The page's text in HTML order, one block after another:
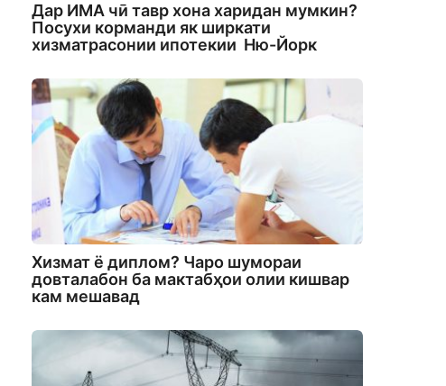
Дар ИМА чӣ тавр хона харидан мумкин?
Посухи корманди як ширкати
хизматрасонии ипотекии Ню-Йорк
Хизмат ё диплом? Чаро шумораи
довталабон ба мактабҳои олии кишвар
кам мешавад